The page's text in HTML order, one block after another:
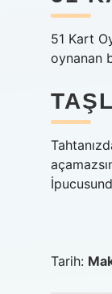
51 Kart
oynanan
Tarih: